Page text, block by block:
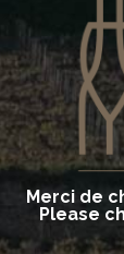
Merci de
Please